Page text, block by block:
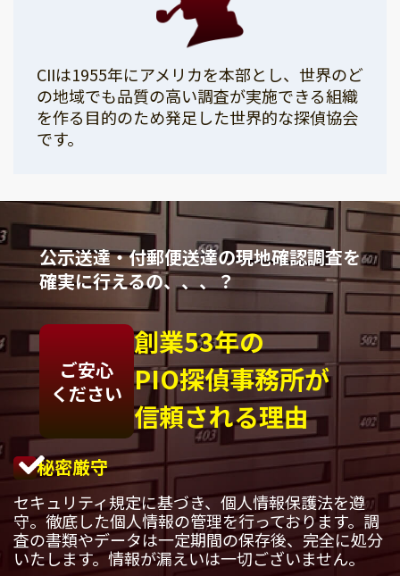
CIIは1955年にアメリカを本部とし、世界のど
の地域でも品質の高い調査が実施できる組織
を作る目的のため発足した世界的な探偵協会
です。
公示送達・付郵便送達の現地確認調査を
確実に行えるの、、、？
ご安心
ください
創業53年の
PIO探偵事務所が
信頼される理由
秘密厳守
セキュリティ規定に基づき、個人情報保護法を遵
守。徹底した個人情報の管理を行っております。調
査の書類やデータは一定期間の保存後、完全に処分
いたします。情報が漏えいは一切ございません。